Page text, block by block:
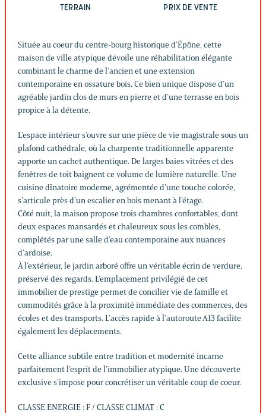
TERRAIN PRIX DE VENTE
Située au coeur du centre-bourg historique d’Épône, cette
maison de ville atypique dévoile une réhabilitation élégante
combinant le charme de l’ancien et une extension
contemporaine en ossature bois. Ce bien unique dispose d’un
agréable jardin clos de murs en pierre et d’une terrasse en bois
propice à la détente.
L’espace intérieur s’ouvre sur une pièce de vie magistrale sous un
plafond cathédrale, où la charpente traditionnelle apparente
apporte un cachet authentique. De larges baies vitrées et des
fenêtres de toit baignent ce volume de lumière naturelle. Une
cuisine dînatoire moderne, agrémentée d’une touche colorée,
s’articule près d’un escalier en bois menant à l’étage.
Côté nuit, la maison propose trois chambres confortables, dont
deux espaces mansardés et chaleureux sous les combles,
complétés par une salle d’eau contemporaine aux nuances
d’ardoise.
À l’extérieur, le jardin arboré offre un véritable écrin de verdure,
préservé des regards. L’emplacement privilégié de cet
immobilier de prestige permet de concilier vie de famille et
commodités grâce à la proximité immédiate des commerces, des
écoles et des transports. L’accès rapide à l’autoroute A13 facilite
également les déplacements.
Cette alliance subtile entre tradition et modernité incarne
parfaitement l’esprit de l’immobilier atypique. Une découverte
exclusive s’impose pour concrétiser un véritable coup de coeur.
CLASSE ENERGIE : F / CLASSE CLIMAT : C